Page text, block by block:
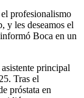
profesionalismo
y les deseamos el
Boca en un
principal
Tras el
próstata en